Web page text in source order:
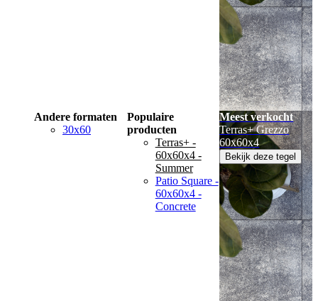
Andere formaten
30x60
Populaire
producten
Terras+ -
60x60x4 -
Summer
Patio Square -
60x60x4 -
Concrete
Meest verkocht
Terras+ Grezzo
60x60x4
Bekijk deze tegel